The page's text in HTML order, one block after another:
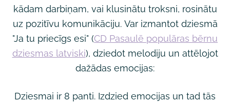
kādam darbiņam, vai klusinātu troksni, rosinātu
uz pozitīvu komunikāciju. Var izmantot dziesmā
"Ja tu priecīgs esi" (CD Pasaulē populāras bērnu
dziesmas latviski), dziedot melodiju un attēlojot
dažādas emocijas:
Dziesmai ir 8 panti. Izdzied emocijas un tad tās